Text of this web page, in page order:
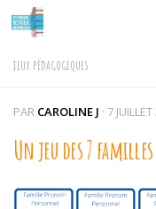
Skip to content
JEUX PÉDAGOGIQUES
PAR CAROLINE J · 7
Un jeu des 7